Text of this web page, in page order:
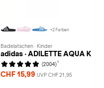
+2 Farben
Badelatschen · Kinder
adidas · ADILETTE AQUA K
(2004) 1
CHF 15,99 UVP CHF 21,95